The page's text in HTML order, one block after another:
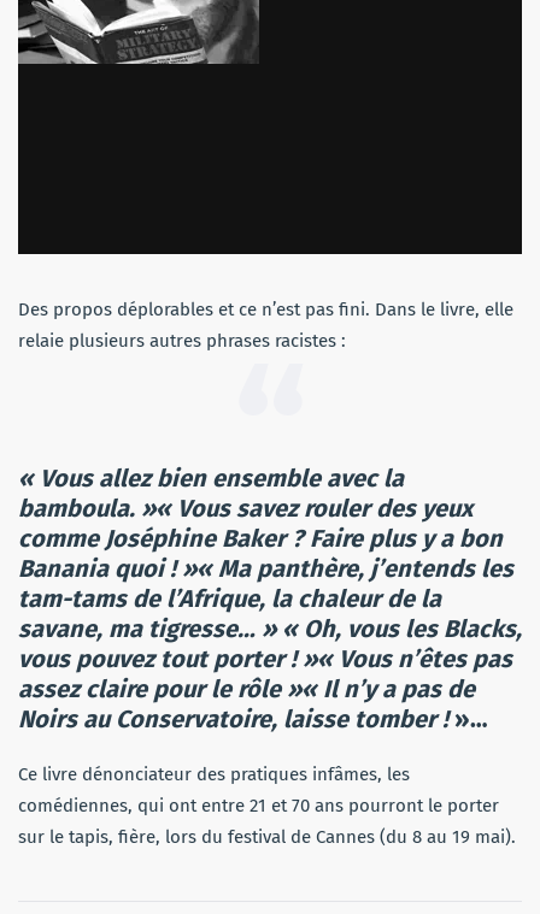
Des propos déplorables et ce n’est pas fini. Dans le livre, elle
relaie plusieurs autres phrases racistes :
« Vous allez bien ensemble avec la
bamboula. »« Vous savez rouler des yeux
comme Joséphine Baker ? Faire plus y a bon
Banania quoi ! »« Ma panthère, j’entends les
tam-tams de l’Afrique, la chaleur de la
savane, ma tigresse… » « Oh, vous les Blacks,
vous pouvez tout porter ! »« Vous n’êtes pas
assez claire pour le rôle »« Il n’y a pas de
Noirs au Conservatoire, laisse tomber !»…
Ce livre dénonciateur des pratiques infâmes, les
comédiennes, qui ont entre 21 et 70 ans pourront le porter
sur le tapis, fière, lors du festival de Cannes (du 8 au 19 mai).